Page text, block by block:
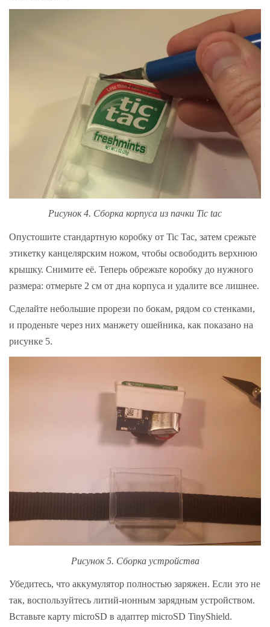
Рисунок 4. Сборка корпуса из пачки Tic tac
Опустошите стандартную коробку от Tic Tac, затем срежьте
этикетку канцелярским ножом, чтобы освободить верхнюю
крышку. Снимите её. Теперь обрежьте коробку до нужного
размера: отмерьте 2 см от дна корпуса и удалите все лишнее.
Сделайте небольшие прорези по бокам, рядом со стенками,
и проденьте через них манжету ошейника, как показано на
рисунке 5.
Рисунок 5. Сборка устройства
Убедитесь, что аккумулятор полностью заряжен. Если это не
так, воспользуйтесь литий-ионным зарядным устройством.
Вставьте карту microSD в адаптер microSD TinyShield.